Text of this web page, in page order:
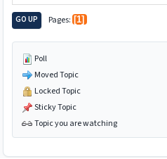
GO UP Pages 1
Poll
Moved Topic
Locked Topic
Sticky Topic
Topic you are watching